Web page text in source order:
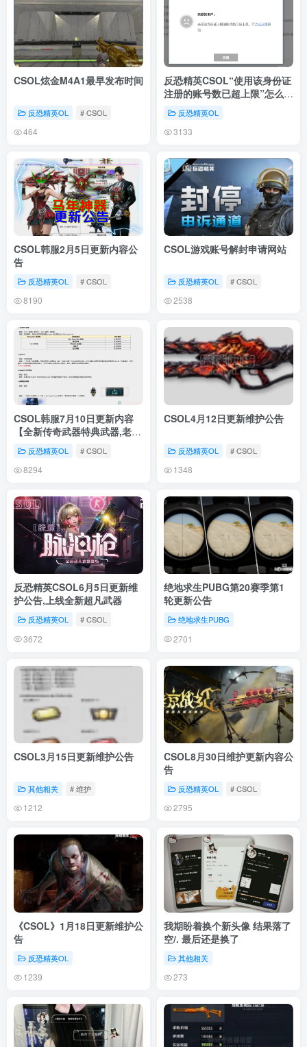
CSOL炫金M4A1最早发布时间
反恐精英OL # CSOL
464
反恐精英CSOL“使用该身份证
注册的账号数已超上限”怎么解
反恐精英OL
3133
CSOL韩服2月5日更新内容公
告
反恐精英OL # CSOL
8190
CSOL游戏账号解封申请网站
反恐精英OL # CSOL
2538
CSOL韩服7月10日更新内容
【全新传奇武器特典武器,老特
典武器返场】
反恐精英OL # CSOL
8294
CSOL4月12日更新维护公告
反恐精英OL # CSOL
1348
反恐精英CSOL6月5日更新维
护公告,上线全新超凡武器
反恐精英OL # CSOL
3672
绝地求生PUBG第20赛季第1
轮更新公告
绝地求生PUBG
2701
CSOL3月15日更新维护公告
其他相关 # 维护
1212
CSOL8月30日维护更新内容公
告
反恐精英OL # CSOL
2795
《CSOL》1月18日更新维护公
告
反恐精英OL
1239
我期盼着换个新头像 结果落了
空/. 最后还是换了
其他相关
273